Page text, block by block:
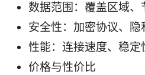
数据范围：覆盖区域
安全性：加密协议、
性能：连接速度、稳定
价格与性价比